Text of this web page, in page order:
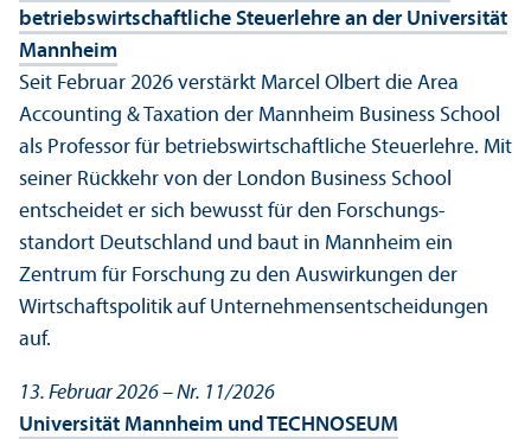
betriebs­wirtschaft­liche Steuerlehre an der Universität
Mannheim
Seit Februar 2026 verstärkt Marcel Olbert die Area
Accounting & Taxation der Mannheim Business School
als Professor für betriebs­wirtschaft­liche Steuerlehre. Mit
seiner Rückkehr von der London Business School
entscheidet er sich bewusst für den Forschungs­
standort Deutschland und baut in Mannheim ein
Zentrum für Forschung zu den Aus­wirkungen der
Wirtschafts­politik auf Unter­nehmens­entscheidungen
auf.
13. Februar 2026 – Nr. 11/2026
Universität Mannheim und TECHNOSEUM